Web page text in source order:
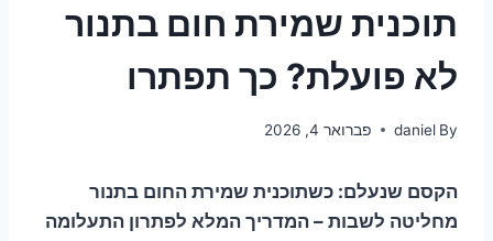
תוכנית שמירת חום בתנור
לא פועלת? כך תפתרו
By
daniel פברואר 4, 2026
הקסם שנעלם: כשתוכנית שמירת החום בתנור
מחליטה לשבות – המדריך המלא לפתרון התעלומה